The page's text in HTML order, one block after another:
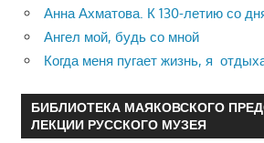
Анна Ахматова. К 130-летию со
Ангел мой, будь со мной
Когда меня пугает жизнь, я
БИБЛИОТЕКА МАЯКОВСКОГО
ЛЕКЦИИ РУССКОГО МУЗЕЯ